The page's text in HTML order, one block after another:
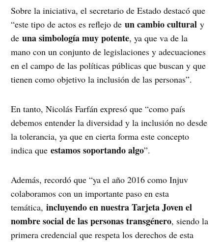
Sobre la iniciativa, el secretario de Estado destacó que
“este tipo de actos es reflejo de un cambio cultural y
de una simbología muy potente, ya que va de la
mano con un conjunto de legislaciones y adecuaciones
en el campo de las políticas públicas que buscan y que
tienen como objetivo la inclusión de las personas”.
En tanto, Nicolás Farfán expresó que “como país
debemos entender la diversidad y la inclusión no desde
la tolerancia, ya que en cierta forma este concepto
indica queestamos soportando algo”.
Además, recordó que “ya el año 2016 como Injuv
colaboramos con un importante paso en esta
temática,incluyendo en nuestra Tarjeta Joven el
nombre social de las personas transgénero, siendo la
primera credencial que respeta los derechos de esta